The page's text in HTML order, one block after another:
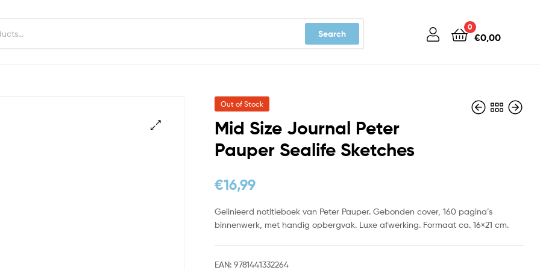
Search
0
€0,00
Out of Stock
Mid Size Journal Peter
Pauper Sealife Sketches
€16,99
Gelinieerd notitieboek van Peter Pauper. Gebonden cover, 160 pagina’s
binnenwerk, met handig opbergvak. Luxe afwerking. Formaat ca. 16×21 cm.
EAN:9781441332264